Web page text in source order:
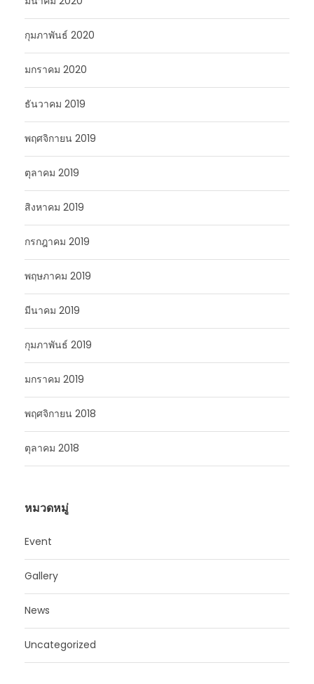
กุมภาพันธ์ 2020
มกราคม 2020
ธันวาคม 2019
พฤศจิกายน 2019
ตุลาคม 2019
สิงหาคม 2019
กรกฎาคม 2019
พฤษภาคม 2019
มีนาคม 2019
กุมภาพันธ์ 2019
มกราคม 2019
พฤศจิกายน 2018
ตุลาคม 2018
หมวดหมู่
Event
Gallery
News
Uncategorized